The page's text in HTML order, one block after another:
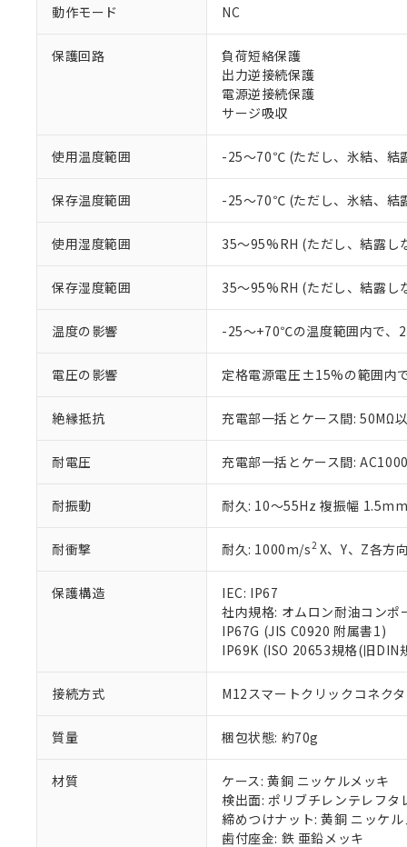
動作モード NC
保護回路
負荷短絡保護
出力逆接続保護
電源逆接続保護
サージ吸収
使用温度範囲 -25～70℃ (ただし、氷結、結
保存温度範囲 -25～70℃ (ただし、氷結、結
使用湿度範囲 35～95%RH (ただし、結露し
保存湿度範囲 35～95%RH (ただし、結露し
温度の影響 -25～+70℃の温度範囲内で
電圧の影響 定格電源電圧±15%の範囲内
絶縁抵抗 充電部一括とケース間: 50MΩ
耐電圧 充電部一括とケース間:
耐振動 耐久: 10～55Hz 複振幅
耐衝撃 耐久: 1000m/s2X、Y、Z各方
保護構造
IEC: IP67
社内規格: オムロン耐油コンポ
IP67G (JIS C0920 附属書1)
IP69K (ISO 20653規格(旧DIN
接続方式 M12スマートクリックコネク
質量 梱包状態: 約70g
材質
ケース: 黄銅 ニッケルメッキ
検出面: ポリブチレンテレフタ
締めつけナット: 黄銅 ニッケル
歯付座金: 鉄 亜鉛メッキ
ご利用条件
以下の条件をお読
くものです。
当社制御機
のであり、
い。
当社販売員に
オムロン制
在庫状況お
す。
マイパーツ
が、当社の
さい。
※当社の共同
いる法人を
非該当品：ライセ
仕入先様の事情に
があります。
フタル酸ビス(2-エチル
但し、RoHS指令で産
フタル酸エステル類の
※2 対応予定月
部品在庫の切り替
※3 非含有証明
EU RoHS指令（
51物質の非含有証
※本証明書は発行
また、RoHS指令
混在することか
既に当社にて対
り割愛しておりま
※1 中国
「○」：最大均質
*中国RoHS10物質の基
Pb(鉛) :1000ppm、
Cr(Ⅵ)(六価クロム) :
DBP(フタル酸ジブチル
DEHP(フタル酸ビス(2-
「ｅ」：有害物質
「10」：通常の使
味します。
「－」：未確認で
う）を輸出
などの必要
当社は規制
ます。
当社は貴社
当社は、貴
また当社は
たしません。
号
○ 一定数
△ 一定数
－
在庫な
機器販
空
白
受注生